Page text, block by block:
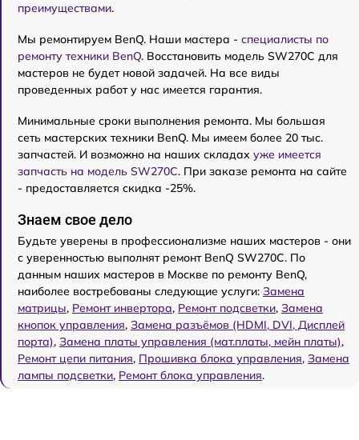
преимуществами.
Мы ремонтируем BenQ. Наши мастера - специалисты по
ремонту техники BenQ. Восстановить модель SW270C для
мастеров не будет новой задачей. На все виды
проведенных работ у нас имеется гарантия.
Минимальные сроки выполнения ремонта. Мы большая
сеть мастерских техники BenQ. Мы имеем более 20 тыс.
запчастей. И возможно на наших складах уже имеется
запчасть на модель SW270C. При заказе ремонта на сайте
- предоставляется скидка -25%.
Знаем свое дело
Будьте уверены в профессионализме наших мастеров - они
с уверенностью выполнят ремонт BenQ SW270C. По
данным наших мастеров в Москве по ремонту BenQ,
наиболее востребованы следующие услуги: Замена
матрицы, Ремонт инвертора, Ремонт подсветки, Замена
кнопок управления, Замена разъёмов (HDMI, DVI, Дисплей
порта), Замена платы управления (мат.платы, мейн платы),
Ремонт цепи питания, Прошивка блока управления, Замена
лампы подсветки, Ремонт блока управления.